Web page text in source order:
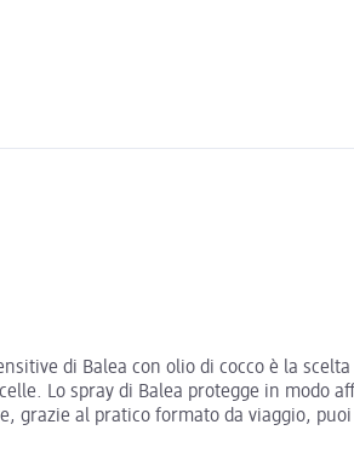
di Balea con olio di cocco è la
Lo spray di Balea protegge in
grazie al pratico formato da viaggio,